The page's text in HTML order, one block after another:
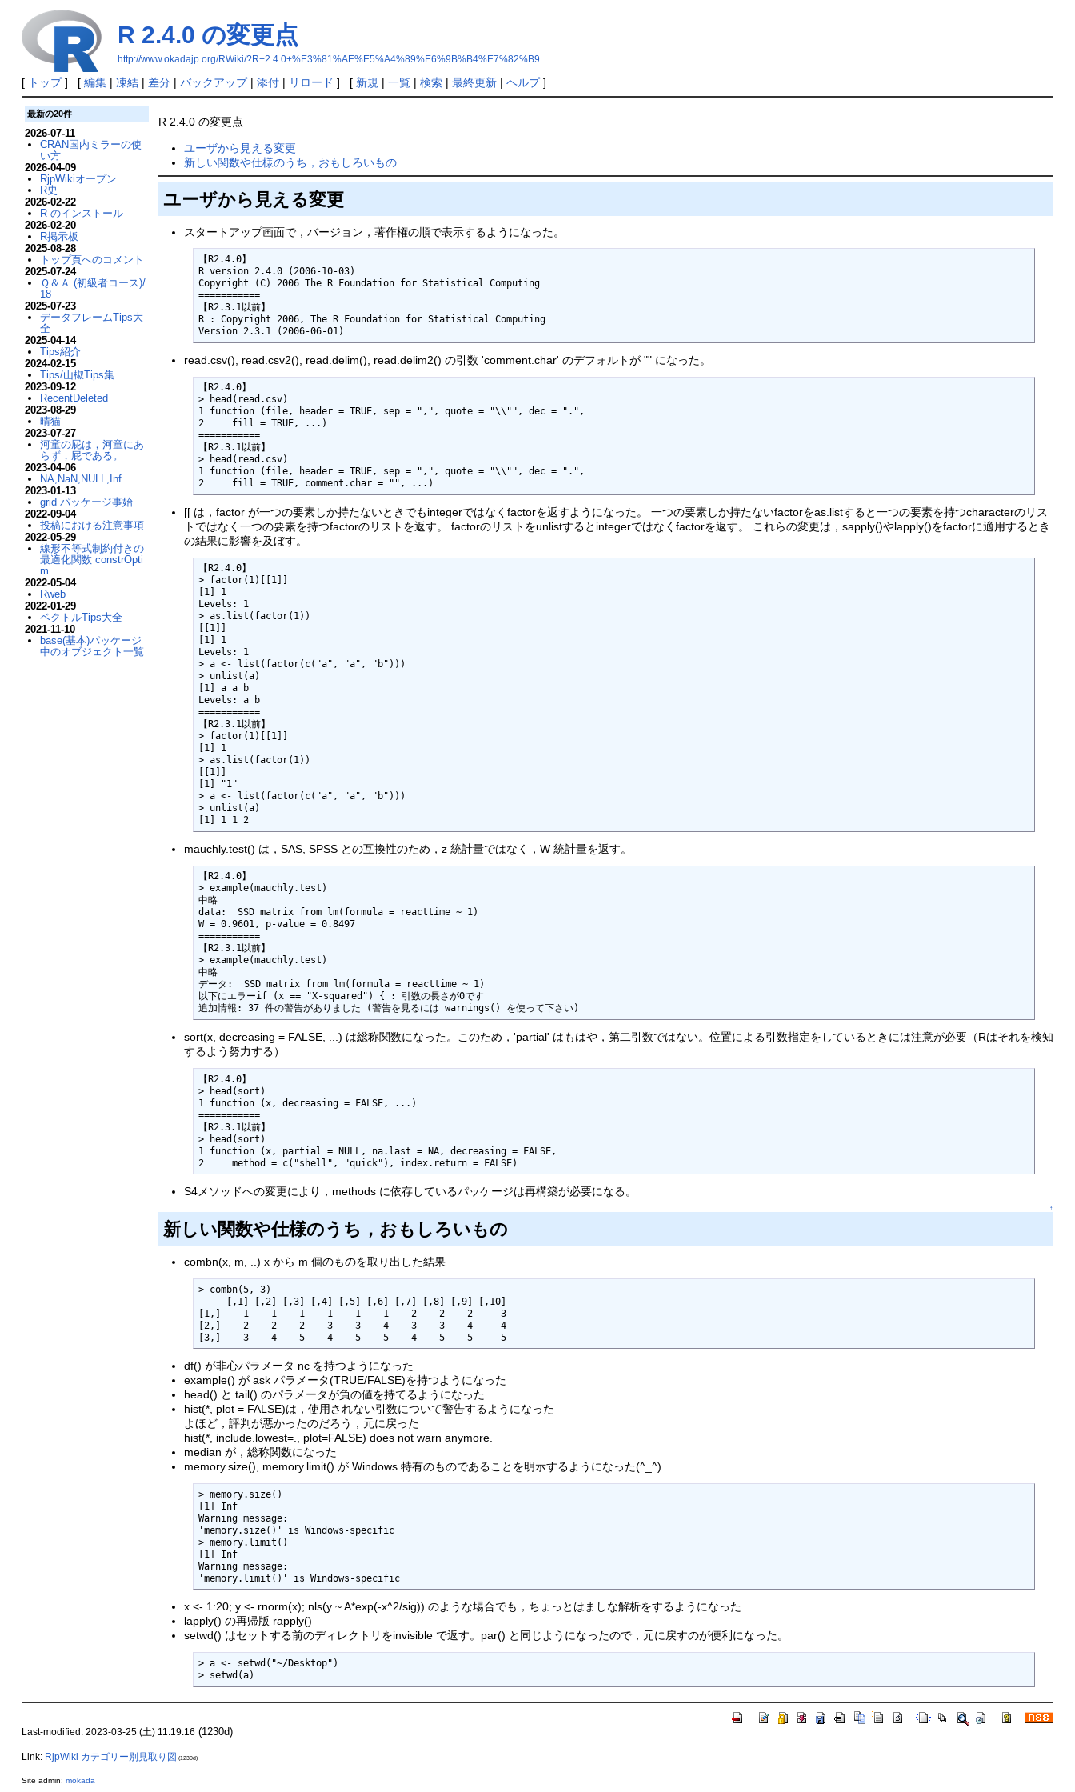
R 2.4.0 の変更点
http://www.okadajp.org/RWiki/?R+2.4.0+%E3%81%AE%E5%A4%89%E6%9B%B4%E7%82%B9
[ トップ] [ 編集| 凍結| 差分| バックアップ| 添付| リロード ] [ 新規 | 一覧| 検索| 最終更新| ヘルプ]
R 2.4.0 の変更点
ユーザから見える変更
新しい関数や仕様のうち，おもしろいもの
ユーザから見える変更
スタートアップ画面で，バージョン，著作権の順で表示するようになった。
【R2.4.0】
R version 2.4.0 (2006-10-03)
Copyright (C) 2006 The R Foundation for Statistical Computing
===========
【R2.3.1以前】
R : Copyright 2006, The R Foundation for Statistical Computing
Version 2.3.1 (2006-06-01)
read.csv(), read.csv2(), read.delim(), read.delim2() の引数 'comment.char' のデフォルトが "" になった。
【R2.4.0】
> head(read.csv)
1 function (file, header = TRUE, sep = ",", quote = "\\"", dec = ".",
2     fill = TRUE, ...)
===========
【R2.3.1以前】
> head(read.csv)
1 function (file, header = TRUE, sep = ",", quote = "\\"", dec = ".",
2     fill = TRUE, comment.char = "", ...)
[[ は，factor が一つの要素しか持たないときでもintegerではなくfactorを返すようになった。 一つの要素しか持たないfactorをas.listすると一つの要素を持つcharacterのリス
トではなく一つの要素を持つfactorのリストを返す。 factorのリストをunlistするとintegerではなくfactorを返す。 これらの変更は，sapply()やlapply()をfactorに適用するとき
の結果に影響を及ぼす。
【R2.4.0】
> factor(1)[[1]]
[1] 1
Levels: 1
> as.list(factor(1))
[[1]]
[1] 1
Levels: 1
> a <- list(factor(c("a", "a", "b")))
> unlist(a)
[1] a a b
Levels: a b
===========
【R2.3.1以前】
> factor(1)[[1]]
[1] 1
> as.list(factor(1))
[[1]]
[1] "1"
> a <- list(factor(c("a", "a", "b")))
> unlist(a)
[1] 1 1 2
mauchly.test() は，SAS, SPSS との互換性のため，z 統計量ではなく，W 統計量を返す。
【R2.4.0】
> example(mauchly.test)
中略
data:  SSD matrix from lm(formula = reacttime ~ 1)
W = 0.9601, p-value = 0.8497
===========
【R2.3.1以前】
> example(mauchly.test)
中略
データ:  SSD matrix from lm(formula = reacttime ~ 1)
以下にエラーif (x == "X-squared") { : 引数の長さが0です
追加情報: 37 件の警告がありました (警告を見るには warnings() を使って下さい)
sort(x, decreasing = FALSE, ...) は総称関数になった。このため，'partial' はもはや，第二引数ではない。位置による引数指定をしているときには注意が必要（Rはそれを検知
するよう努力する）
【R2.4.0】
> head(sort)
1 function (x, decreasing = FALSE, ...)
===========
【R2.3.1以前】
> head(sort)
1 function (x, partial = NULL, na.last = NA, decreasing = FALSE,
2     method = c("shell", "quick"), index.return = FALSE)
S4メソッドへの変更により，methods に依存しているパッケージは再構築が必要になる。
↑
新しい関数や仕様のうち，おもしろいもの
combn(x, m, ..) x から m 個のものを取り出した結果
> combn(5, 3)
[1,]    1    1    1    1    1    1    2    2    2     3
[2,]    2    2    2    3    3    4    3    3    4     4
[3,]    3    4    5    4    5    5    4    5    5     5
df() が非心パラメータ nc を持つようになった
example() が ask パラメータ(TRUE/FALSE)を持つようになった
head() と tail() のパラメータが負の値を持てるようになった
hist(*, plot = FALSE)は，使用されない引数について警告するようになった
よほど，評判が悪かったのだろう，元に戻った
hist(*, include.lowest=., plot=FALSE) does not warn anymore.
median が，総称関数になった
memory.size(), memory.limit() が Windows 特有のものであることを明示するようになった(^_^)
> memory.size()
[1] Inf
Warning message:
'memory.size()' is Windows-specific
> memory.limit()
[1] Inf
Warning message:
'memory.limit()' is Windows-specific
x <- 1:20; y <- rnorm(x); nls(y ~ A*exp(-x^2/sig)) のような場合でも，ちょっとはましな解析をするようになった
lapply() の再帰版 rapply()
setwd() はセットする前のディレクトリをinvisible で返す。par() と同じようになったので，元に戻すのが便利になった。
> a <- setwd("~/Desktop")
> setwd(a)
最新の20件
2026-07-11
CRAN国内ミラーの使
い方
2026-04-09
RjpWikiオープン
R史
2026-02-22
R のインストール
2026-02-20
R掲示板
2025-08-28
トップ頁へのコメント
2025-07-24
Ｑ＆Ａ (初級者コース)/
18
2025-07-23
データフレームTips大
全
2025-04-14
Tips紹介
2024-02-15
Tips/山椒Tips集
2023-09-12
RecentDeleted
2023-08-29
晴猫
2023-07-27
河童の屁は，河童にあ
らず，屁である。
2023-04-06
NA,NaN,NULL,Inf
2023-01-13
grid パッケージ事始
2022-09-04
投稿における注意事項
2022-05-29
線形不等式制約付きの
最適化関数 constrOpti
m
2022-05-04
Rweb
2022-01-29
ベクトルTips大全
2021-11-10
base(基本)パッケージ
中のオブジェクト一覧
Last-modified: 2023-03-25 (土) 11:19:16 (1230d)
Link: RjpWiki カテゴリー別見取り図 (1230d)
Site admin: mokada